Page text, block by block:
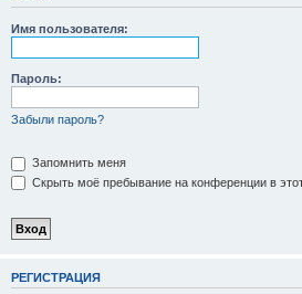
Имя пользователя:
Пароль:
Забыли пароль?
Запомнить меня
Скрыть моё пребывание на конференции в
РЕГИСТРАЦИЯ